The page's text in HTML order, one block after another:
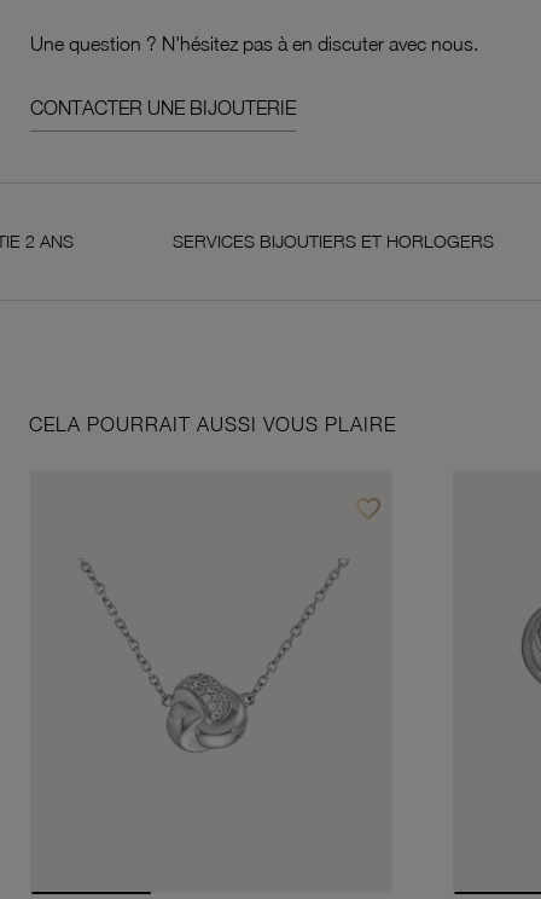
Une question ? N'hésitez pas à en discuter avec nous.
CONTACTER UNE BIJOUTERIE
SERVICES BIJOUTIERS ET HORLOGERS
CELA POURRAIT AUSSI VOUS PLAIRE
favorite_borderAjouter à vos favoris